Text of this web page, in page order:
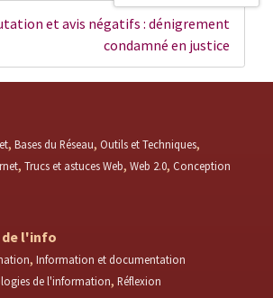
et avis négatifs : dénigrement
condamné en justice
Bases du Réseau Outils et Techniques
Trucs et astuces Web Web 2.0 Conception
de l'info
Information et documentation
de l'information Réflexion